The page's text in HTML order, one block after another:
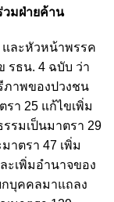
วมฝ่ายค้าน
และหัวหน้าพรรค
รธน. 4 ฉบับ ว่า
ภาพของปวงชน
รา 25 แก้ไขเพิ่ม
รมเป็นมาตรา 29
าตรา 47 เพิ่ม
ะเพิ่มอำนาจของ
กบุคคลมาแถลง